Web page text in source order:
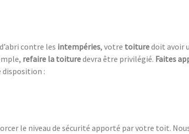
contre les intempéries, votre toituredoit avoir
refaire la toituredevra être privilégié. Faites
disposition :
le niveau de sécurité apporté par votre toit.